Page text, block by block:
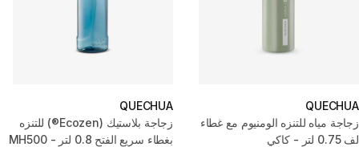
QUECHUA
زجاجة مياه للتنزه الومنيوم مع غطاء
لف 0.75 لتر - كاكي
QUECHUA
زجاجة بلاستيك (Ecozen®) للتنزه
بغطاء سريع الفتح 0.8 لتر - MH500